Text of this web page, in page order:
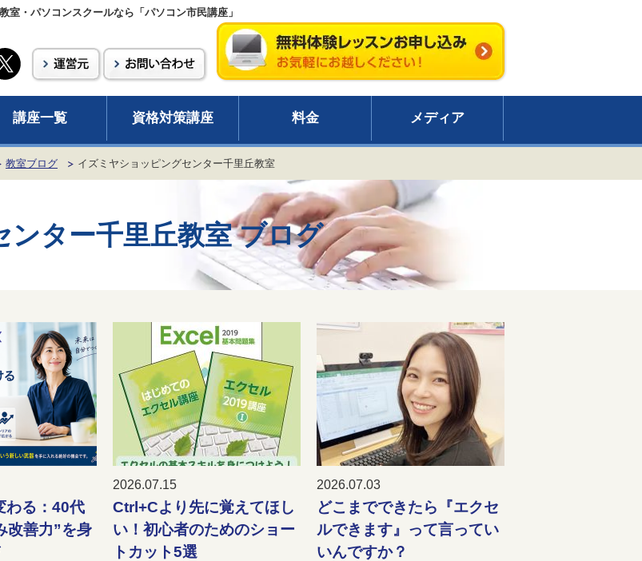
・パソコンスクールなら「パソコン市民講座」
講座一覧 資格対策講座 料金 メディア
教室ブログ イズミヤショッピングセンター千里丘教室
ター千里丘教室ブログ
わる：40代
改善力”を身
2026.07.15
Ctrl+Cより先に覚えてほし
い！初心者のためのショー
トカット5選
2026.07.03
どこまでできたら『エクセ
ルできます』って言ってい
いんですか？